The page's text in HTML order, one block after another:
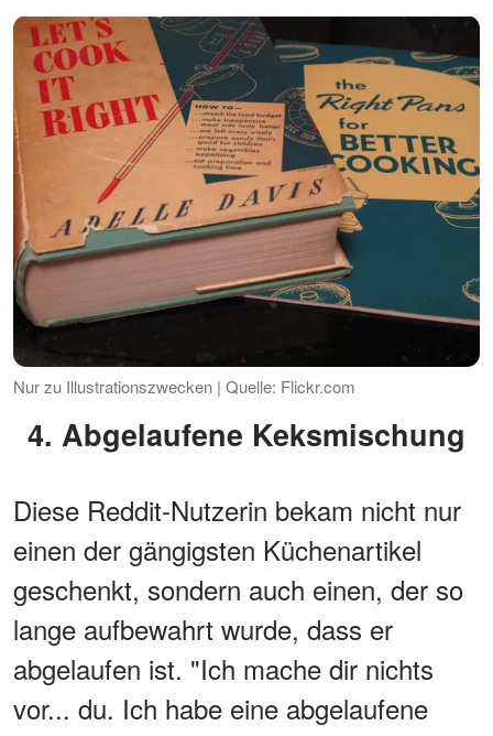
Nur zu Illustrationszwecken | Quelle: Flickr.com
4. Abgelaufene Keksmischung
Diese Reddit-Nutzerin bekam nicht nur
einen der gängigsten Küchenartikel
geschenkt, sondern auch einen, der so
lange aufbewahrt wurde, dass er
abgelaufen ist. "Ich mache dir nichts
vor... du. Ich habe eine abgelaufene